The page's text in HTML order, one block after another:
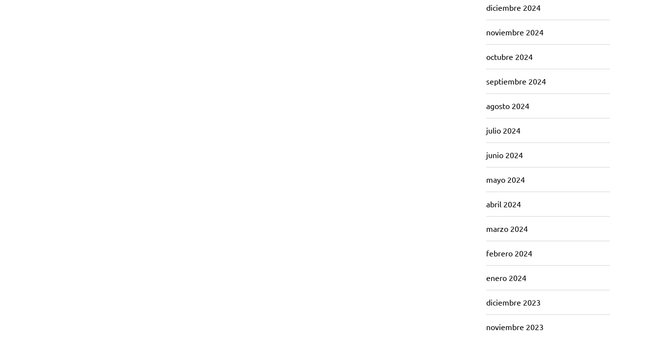
diciembre 2024
noviembre 2024
octubre 2024
septiembre 2024
agosto 2024
julio 2024
junio 2024
mayo 2024
abril 2024
marzo 2024
febrero 2024
enero 2024
diciembre 2023
noviembre 2023